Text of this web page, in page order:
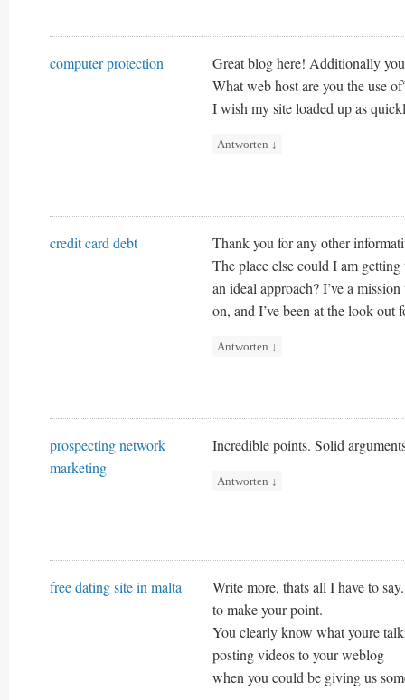
computer protection
Great blog here! Additionally
What web host are you the use
I wish my site loaded up as
Antworten ↓
credit card debt
Thank you for any other
The place else could I am
an ideal approach? I’ve a
on, and I’ve been at the look out
Antworten ↓
prospecting network
marketing
Incredible points. Solid
Antworten ↓
free dating site in malta
Write more, thats all I have to
to make your point.
You clearly know what youre
posting videos to your weblog
when you could be giving us